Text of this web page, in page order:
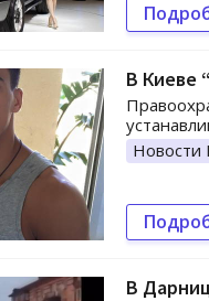
В Киеве
Новости
В